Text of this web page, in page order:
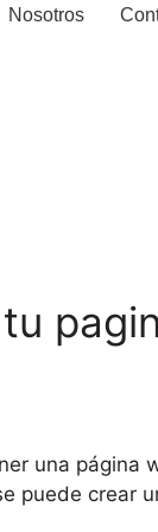
Nosotros
una página
puede crear